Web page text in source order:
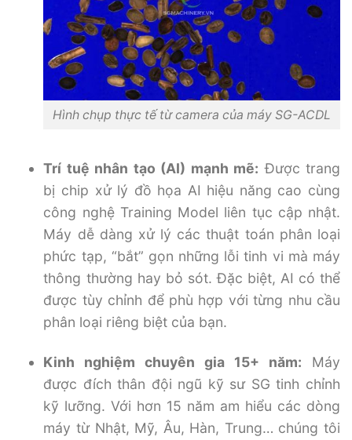
Hình chụp thực tế từ camera của máy SG-ACDL
Trí tuệ nhân tạo (AI) mạnh mẽ: Được trang
bị chip xử lý đồ họa AI hiệu năng cao cùng
công nghệ Training Model liên tục cập nhật.
Máy dễ dàng xử lý các thuật toán phân loại
phức tạp, “bắt” gọn những lỗi tinh vi mà máy
thông thường hay bỏ sót. Đặc biệt, AI có thể
được tùy chỉnh để phù hợp với từng nhu cầu
phân loại riêng biệt của bạn.
Kinh nghiệm chuyên gia 15+ năm: Máy
được đích thân đội ngũ kỹ sư SG tinh chỉnh
kỹ lưỡng. Với hơn 15 năm am hiểu các dòng
máy từ Nhật, Mỹ, Âu, Hàn, Trung… chúng tôi